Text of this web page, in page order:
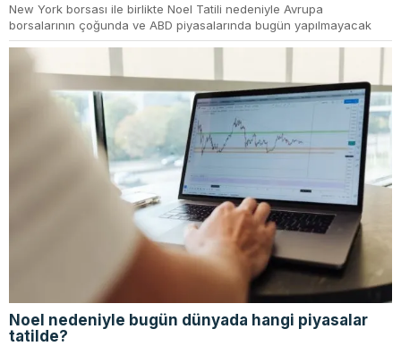
New York borsası ile birlikte Noel Tatili nedeniyle Avrupa
borsalarının çoğunda ve ABD piyasalarında bugün yapılmayacak
Noel nedeniyle bugün dünyada hangi piyasalar
tatilde?